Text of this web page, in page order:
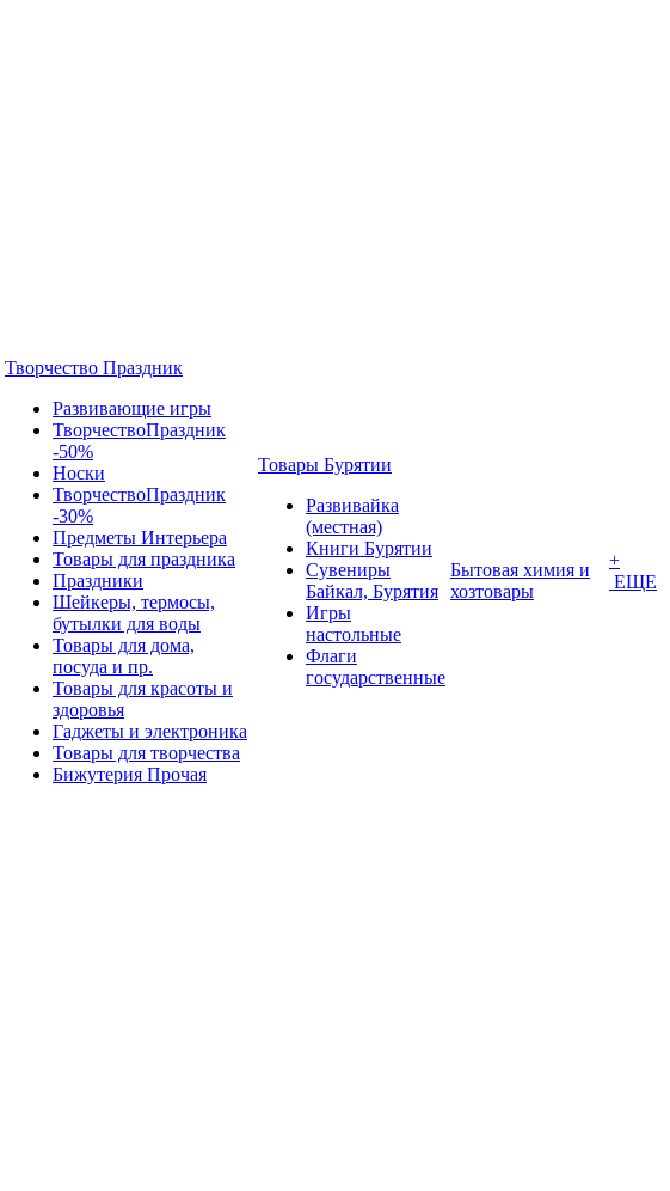
Творчество Праздник
Развивающие игры
ТворчествоПраздник
-50%
Носки
ТворчествоПраздник
-30%
Предметы Интерьера
Товары для праздника
Праздники
Шейкеры, термосы,
бутылки для воды
Товары для дома,
посуда и пр.
Товары для красоты и
здоровья
Гаджеты и электроника
Товары для творчества
Бижутерия Прочая
Товары Бурятии
Развивайка
(местная)
Книги Бурятии
Сувениры
Байкал, Бурятия
Игры
настольные
Флаги
государственные
Бытовая химия и
хозтовары
+
ЕЩЕ